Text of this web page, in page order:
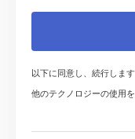
以下に同意し、続行します
他のテクノロジーの使用